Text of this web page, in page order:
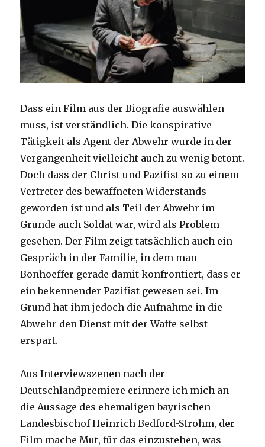
Dass ein Film aus der Biografie auswählen
muss, ist verständlich. Die konspirative
Tätigkeit als Agent der Abwehr wurde in der
Vergangenheit vielleicht auch zu wenig betont.
Doch dass der Christ und Pazifist so zu einem
Vertreter des bewaffneten Widerstands
geworden ist und als Teil der Abwehr im
Grunde auch Soldat war, wird als Problem
gesehen. Der Film zeigt tatsächlich auch ein
Gespräch in der Familie, in dem man
Bonhoeffer gerade damit konfrontiert, dass er
ein bekennender Pazifist gewesen sei. Im
Grund hat ihm jedoch die Aufnahme in die
Abwehr den Dienst mit der Waffe selbst
erspart.
Aus Interviewszenen nach der
Deutschlandpremiere erinnere ich mich an
die Aussage des ehemaligen bayrischen
Landesbischof Heinrich Bedford-Strohm, der
Film mache Mut, für das einzustehen, was